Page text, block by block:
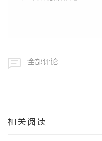
全部评论
相关阅读